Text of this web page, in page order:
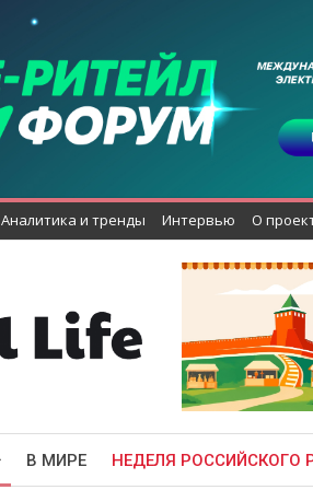
Аналитика и тренды Интервью О
В МИРЕ НЕДЕЛЯ РОССИЙСКОГО